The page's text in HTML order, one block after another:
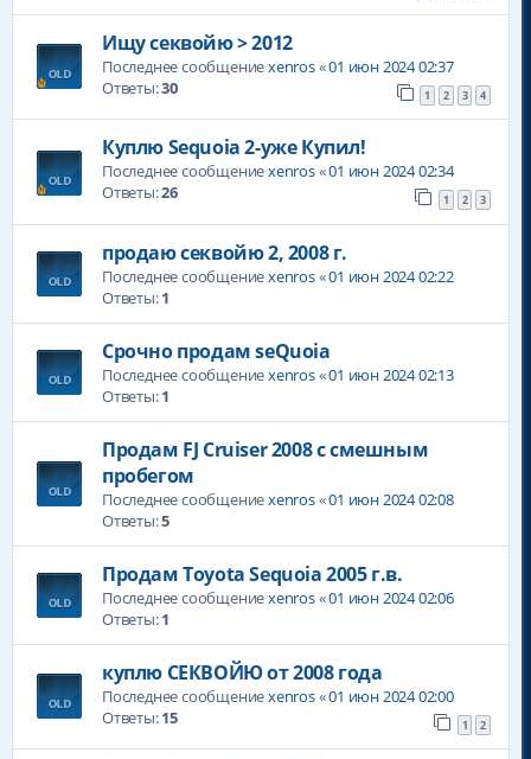
Ищу секвойю > 2012
Последнее сообщениеxenros«01 июн 2024 02:37
Ответы:30 1 2 3 4
Куплю Sequoia 2-уже Купил!
Последнее сообщениеxenros«01 июн 2024 02:34
Ответы:26 1 2 3
продаю секвойю 2, 2008 г.
Последнее сообщениеxenros«01 июн 2024 02:22
Ответы:1
Срочно продам seQuoia
Последнее сообщениеxenros«01 июн 2024 02:13
Ответы:1
Продам FJ Cruiser 2008 с смешным
пробегом
Последнее сообщениеxenros«01 июн 2024 02:08
Ответы:5
Продам Toyota Sequoia 2005 г.в.
Последнее сообщениеxenros«01 июн 2024 02:06
Ответы:1
куплю СЕКВОЙЮ от 2008 года
Последнее сообщениеxenros«01 июн 2024 02:00
Ответы:15 1 2